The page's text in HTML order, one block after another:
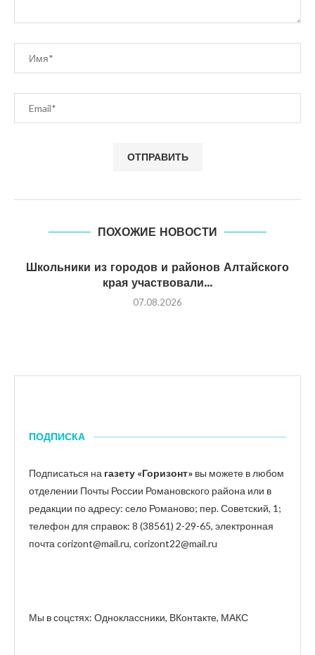
ПОХОЖИЕ НОВОСТИ
Школьники из городов и районов Алтайского
края участвовали...
07.08.2026
ПОДПИСКА
Подписаться на газету «Горизонт» вы можете в любом
отделении Почты России Романовского района или в
редакции по адресу: село Романово; пер. Советский, 1;
телефон для справок: 8 (38561) 2-29-65, электронная
почта corizont@mail.ru, corizont22@mail.ru
Мы в соцстях: Одноклассники, ВКонтакте, МАКС